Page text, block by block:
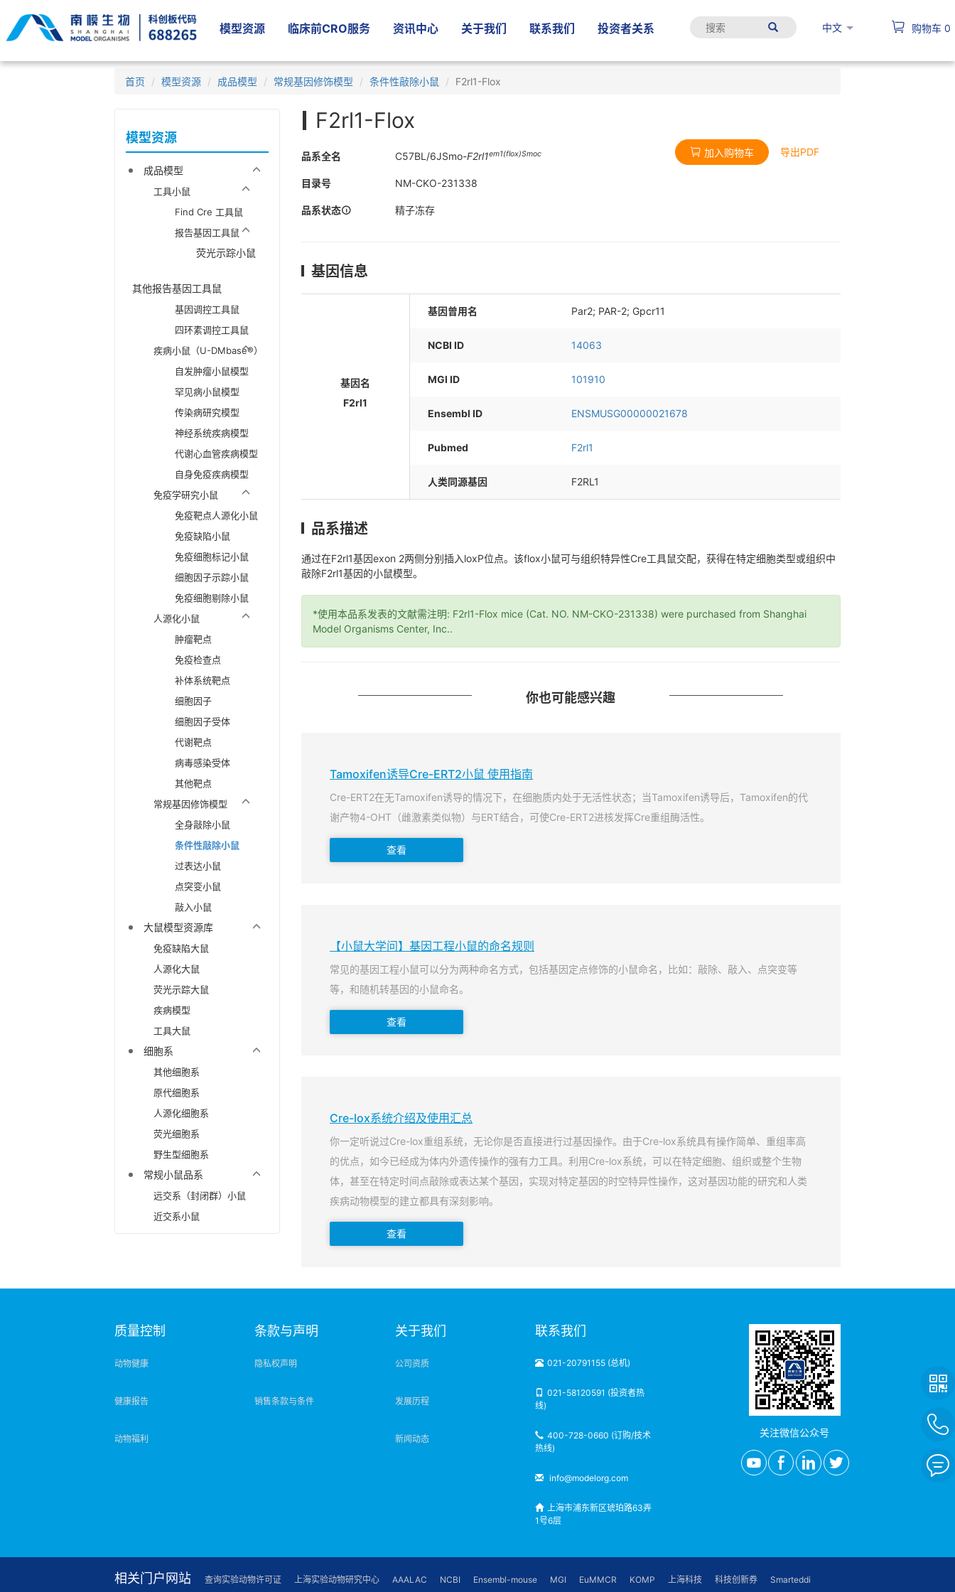
模型资源 临床前CRO服务 资讯中心 关于我们 联系我们 投资者关系 中文 购物车 0
首页 模型资源 成品模型 常规基因修饰模型 条件性敲除小鼠 F2rl1-Flox
模型资源
成品模型
工具小鼠
Find Cre 工具鼠
报告基因工具鼠
荧光示踪小鼠
其他报告基因工具鼠
基因调控工具鼠
四环素调控工具鼠
疾病小鼠（U-DMbase®）
自发肿瘤小鼠模型
罕见病小鼠模型
传染病研究模型
神经系统疾病模型
代谢心血管疾病模型
自身免疫疾病模型
免疫学研究小鼠
免疫靶点人源化小鼠
免疫缺陷小鼠
免疫细胞标记小鼠
细胞因子示踪小鼠
免疫细胞剔除小鼠
人源化小鼠
肿瘤靶点
免疫检查点
补体系统靶点
细胞因子
细胞因子受体
代谢靶点
病毒感染受体
其他靶点
常规基因修饰模型
全身敲除小鼠
条件性敲除小鼠
过表达小鼠
点突变小鼠
敲入小鼠
大鼠模型资源库
免疫缺陷大鼠
人源化大鼠
荧光示踪大鼠
疾病模型
工具大鼠
细胞系
其他细胞系
原代细胞系
人源化细胞系
荧光细胞系
野生型细胞系
常规小鼠品系
远交系（封闭群）小鼠
近交系小鼠
F2rl1-Flox
品系全名 C57BL/6JSmo-F2rl1em1(flox)Smoc
目录号 NM-CKO-231338
品系状态 精子冻存
加入购物车 导出PDF
基因信息
基因名
F2rl1
基因曾用名 Par2; PAR-2; Gpcr11
NCBI ID 14063
MGI ID 101910
Ensembl ID ENSMUSG00000021678
Pubmed F2rl1
人类同源基因 F2RL1
品系描述
通过在F2rl1基因exon 2两侧分别插入loxP位点。该flox小鼠可与组织特异性Cre工具鼠交配，获得在特定细胞类型或组织中
敲除F2rl1基因的小鼠模型。
*使用本品系发表的文献需注明: F2rl1-Flox mice (Cat. NO. NM-CKO-231338) were purchased from Shanghai
Model Organisms Center, Inc..
你也可能感兴趣
Tamoxifen诱导Cre-ERT2小鼠 使用指南
Cre-ERT2在无Tamoxifen诱导的情况下，在细胞质内处于无活性状态；当Tamoxifen诱导后，Tamoxifen的代
谢产物4-OHT（雌激素类似物）与ERT结合，可使Cre-ERT2进核发挥Cre重组酶活性。
查看
【小鼠大学问】基因工程小鼠的命名规则
常见的基因工程小鼠可以分为两种命名方式，包括基因定点修饰的小鼠命名，比如：敲除、敲入、点突变等
等，和随机转基因的小鼠命名。
查看
Cre-lox系统介绍及使用汇总
你一定听说过Cre-lox重组系统，无论你是否直接进行过基因操作。由于Cre-lox系统具有操作简单、重组率高
的优点，如今已经成为体内外遗传操作的强有力工具。利用Cre-lox系统，可以在特定细胞、组织或整个生物
体，甚至在特定时间点敲除或表达某个基因，实现对特定基因的时空特异性操作，这对基因功能的研究和人类
疾病动物模型的建立都具有深刻影响。
查看
质量控制
动物健康
健康报告
动物福利
条款与声明
隐私权声明
销售条款与条件
关于我们
公司资质
发展历程
新闻动态
联系我们
021-20791155 (总机)
021-58120591 (投资者热
线)
400-728-0660 (订购/技术
热线)
info@modelorg.com
上海市浦东新区琥珀路63弄
1号6层
关注微信公众号
相关门户网站 查询实验动物许可证 上海实验动物研究中心 AAALAC NCBI Ensembl-mouse MGI EuMMCR KOMP 上海科技 科技创新券 Smarteddi